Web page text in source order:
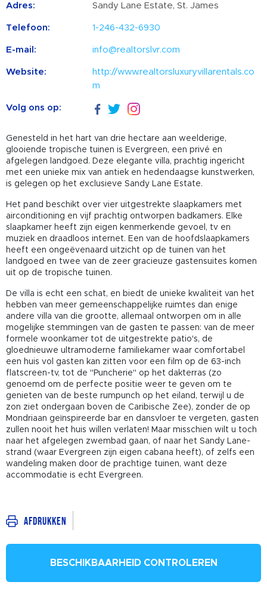
Adres: Sandy Lane Estate, St. James
Telefoon: 1-246-432-6930
E-mail: info@realtorslvr.com
Website:
http://www.realtorsluxuryvillarentals.co
m
Volg ons op:
Genesteld in het hart van drie hectare aan weelderige,
glooiende tropische tuinen is Evergreen, een privé en
afgelegen landgoed. Deze elegante villa, prachtig ingericht
met een unieke mix van antiek en hedendaagse kunstwerken,
is gelegen op het exclusieve Sandy Lane Estate.
Het pand beschikt over vier uitgestrekte slaapkamers met
airconditioning en vijf prachtig ontworpen badkamers. Elke
slaapkamer heeft zijn eigen kenmerkende gevoel, tv en
muziek en draadloos internet. Een van de hoofdslaapkamers
heeft een ongeëvenaard uitzicht op de tuinen van het
landgoed en twee van de zeer gracieuze gastensuites komen
uit op de tropische tuinen.
De villa is echt een schat, en biedt de unieke kwaliteit van het
hebben van meer gemeenschappelijke ruimtes dan enige
andere villa van die grootte, allemaal ontworpen om in alle
mogelijke stemmingen van de gasten te passen: van de meer
formele woonkamer tot de uitgestrekte patio's, de
gloednieuwe ultramoderne familiekamer waar comfortabel
een huis vol gasten kan zitten voor een film op de 63-inch
flatscreen-tv, tot de "Puncherie" op het dakterras (zo
genoemd om de perfecte positie weer te geven om te
genieten van de beste rumpunch op het eiland, terwijl u de
zon ziet ondergaan boven de Caribische Zee), zonder de op
Mondriaan geïnspireerde bar en dansvloer te vergeten, gasten
zullen nooit het huis willen verlaten! Maar misschien wilt u toch
naar het afgelegen zwembad gaan, of naar het Sandy Lane-
strand (waar Evergreen zijn eigen cabana heeft), of zelfs een
wandeling maken door de prachtige tuinen, want deze
accommodatie is echt Evergreen.
Afdrukken
BESCHIKBAARHEID CONTROLEREN